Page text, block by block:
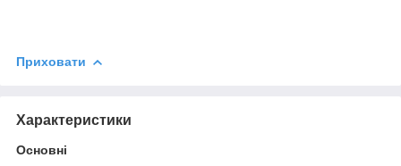
Приховати
Характеристики
Основні